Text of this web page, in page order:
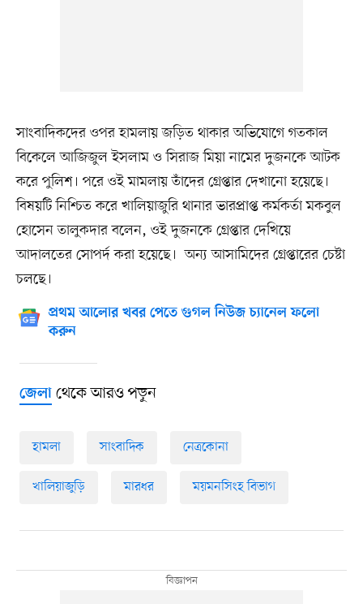
সাংবাদিকদের ওপর হামলায় জড়িত থাকার অভিযোগে গতকাল
বিকেলে আজিজুল ইসলাম ও সিরাজ মিয়া নামের দুজনকে আটক
করে পুলিশ। পরে ওই মামলায় তাঁদের গ্রেপ্তার দেখানো হয়েছে।
বিষয়টি নিশ্চিত করে খালিয়াজুরি থানার ভারপ্রাপ্ত কর্মকর্তা মকবুল
হোসেন তালুকদার বলেন, ওই দুজনকে গ্রেপ্তার দেখিয়ে
আদালতের সোপর্দ করা হয়েছে। অন্য আসামিদের গ্রেপ্তারের চেষ্টা
চলছে।
প্রথম আলোর খবর পেতে গুগল নিউজ চ্যানেল ফলো
করুন
জেলাথেকে আরও পড়ুন
হামলা সাংবাদিক নেত্রকোনা
খালিয়াজুড়ি মারধর ময়মনসিংহ বিভাগ